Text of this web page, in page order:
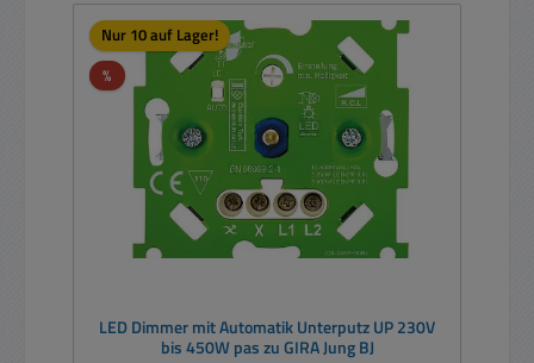
Nur 10 auf Lager!
%Rabatt
LED Dimmer mit Automatik Unterputz UP 230V
bis 450W pas zu GIRA Jung BJ